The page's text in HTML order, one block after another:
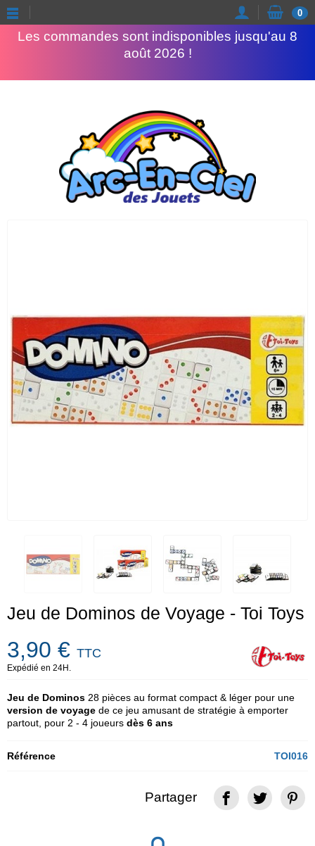
Les commandes sont indisponibles jusqu'au 8
août 2026 !
0
Jeu de Dominos de Voyage - Toi Toys
3,90 € TTC
Expédié en 24H.
Jeu de Dominos 28 pièces au format compact & léger pour une
version de voyage de ce jeu amusant de stratégie à emporter
partout, pour 2 - 4 joueurs dès 6 ans
Référence TOI016
Partager